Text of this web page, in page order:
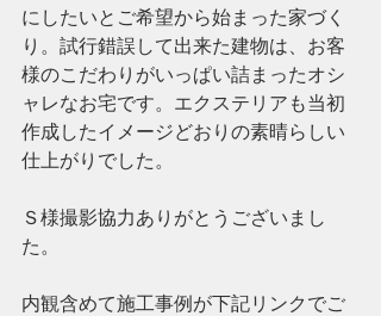
にしたいとご希望から始まった家づく
り。試行錯誤して出来た建物は、お客
様のこだわりがいっぱい詰まったオシ
ャレなお宅です。エクステリアも当初
作成したイメージどおりの素晴らしい
仕上がりでした。
Ｓ様撮影協力ありがとうございまし
た。
内観含めて施工事例が下記リンクでご